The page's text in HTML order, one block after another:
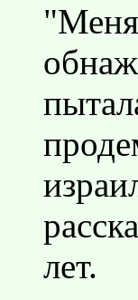
"Меня
лет.